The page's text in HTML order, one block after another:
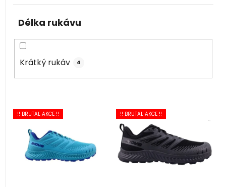
Délka rukávu
Krátký rukáv 4
V
ý
!! BRUTAL AKCE !! !! BRUTAL AKCE !!